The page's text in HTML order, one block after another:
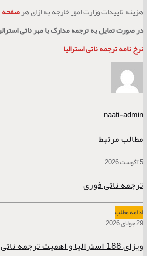
هزینه تاییدات وزارت امور خارجه به ازای هرصفحه 10000
در صورت تمایل به ترجمه مدارک با مهر ناتی
نرخ نامه ترجمه ناتی استرالیا
naati-admin
مطالب مرتبط
5 آگوست 2026
ترجمه ناتی فوری
ادامه مطلب
29 جولای 2026
ویزای 188 استرالیا و اهمیت ترجمه ناتی (NAATI) در موفقیت پرونده